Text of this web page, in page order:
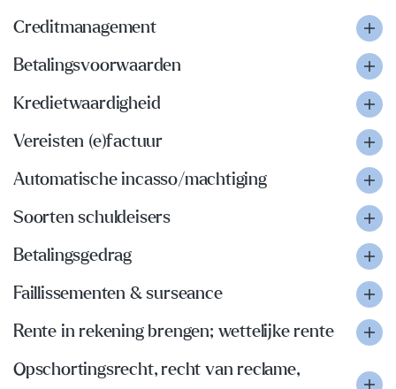
Creditmanagement
Betalingsvoorwaarden
Kredietwaardigheid
Vereisten (e)factuur
Automatische incasso/machtiging
Soorten schuldeisers
Betalingsgedrag
Faillissementen & surseance
Rente in rekening brengen; wettelijke rente
Opschortingsrecht, recht van reclame,